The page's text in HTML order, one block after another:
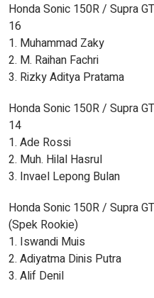
Honda Sonic 150R / Supra
16
1. Muhammad Zaky
2. M. Raihan Fachri
3. Rizky Aditya Pratama
Honda Sonic 150R / Supra
14
1. Ade Rossi
2. Muh. Hilal Hasrul
3. Invael Lepong Bulan
Honda Sonic 150R / Supra
(Spek Rookie)
1. Iswandi Muis
2. Adiyatma Dinis Putra
3. Alif Denil